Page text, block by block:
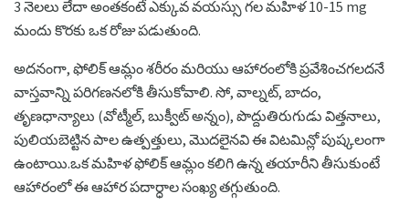
3 నెలలు లేదా అంతకంటే ఎక్కువ వయస్సు గల మహిళ 10-15 mg
మందు కొరకు ఒక రోజు పడుతుంది.
అదనంగా, ఫోలిక్ ఆమ్లం శరీరం మరియు ఆహారంలోకి ప్రవేశించగలదనే
వాస్తవాన్ని పరిగణనలోకి తీసుకోవాలి. సో, వాల్నట్, బాదం,
తృణధాన్యాలు (వోట్మీల్, బుక్వీట్ అన్నం), పొద్దుతిరుగుడు విత్తనాలు,
పులియబెట్టిన పాల ఉత్పత్తులు, మొదలైనవి ఈ విటమిన్లో పుష్కలంగా
ఉంటాయి.ఒక మహిళ ఫోలిక్ ఆమ్లం కలిగి ఉన్న తయారీని తీసుకుంటే
ఆహారంలో ఈ ఆహార పదార్ధాల సంఖ్య తగ్గుతుంది.